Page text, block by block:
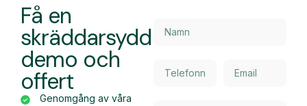
Få en
skräddarsydd
demo och
offert
Genomgång av våra